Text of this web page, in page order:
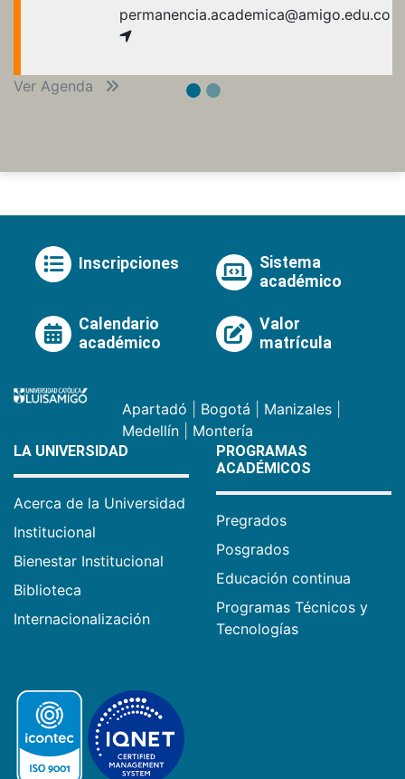
permanencia.academica@amigo.edu.co
Ver Agenda
Inscripciones
Sistema
académico
Calendario
académico
Valor
matrícula
Apartadó Bogotá Manizales
Medellín
Montería
LA UNIVERSIDAD
Acerca de la Universidad
Institucional
Bienestar Institucional
Biblioteca
Internacionalización
PROGRAMAS
ACADÉMICOS
Pregrados
Posgrados
Educación continua
Programas Técnicos y
Tecnologías